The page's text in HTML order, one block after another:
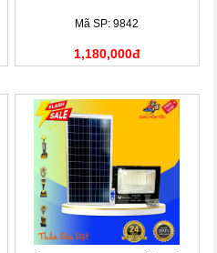
Mã SP: 9842
1,180,000đ